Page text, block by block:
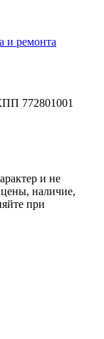
и ремонта
772801001
и не
наличие,
при